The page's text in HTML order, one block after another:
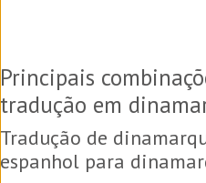
Principais
tradução em
Tradução de
espanhol para